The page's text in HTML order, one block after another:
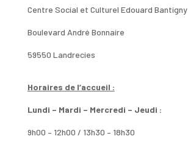
Centre Social et Culturel Edouard Bantigny
Boulevard André Bonnaire
59550 Landrecies
Horaires de l’accueil :
Lundi – Mardi – Mercredi – Jeudi :
9h00 – 12h00 / 13h30 – 18h30